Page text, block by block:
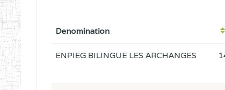
Denomination
ENPIEG BILINGUE LES ARCHANGES